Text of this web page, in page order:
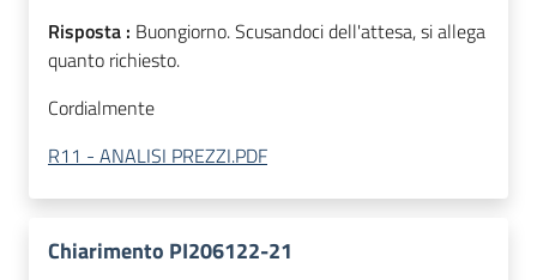
Risposta : Buongiorno. Scusandoci dell'attesa, si allega
quanto richiesto.
Cordialmente
R11 - ANALISI PREZZI.PDF
Chiarimento PI206122-21